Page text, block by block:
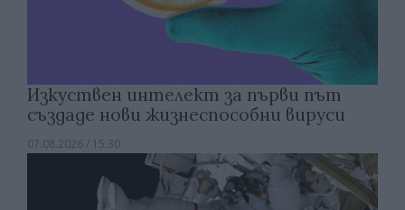
Изкуствен интелект за първи път
създаде нови жизнеспособни вируси
07.08.2026 / 15:30